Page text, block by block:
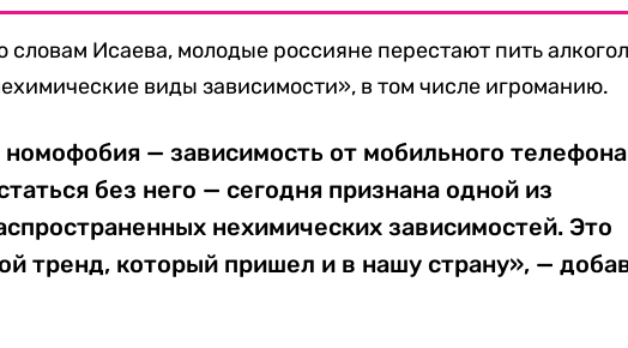
словам Исаева, молодые россияне перестают пить
виды зависимости», в том числе игроманию.
— зависимость от мобильного телефона
без него — сегодня признана одной из
нехимических зависимостей. Это
тренд, который пришел и в нашу страну», —